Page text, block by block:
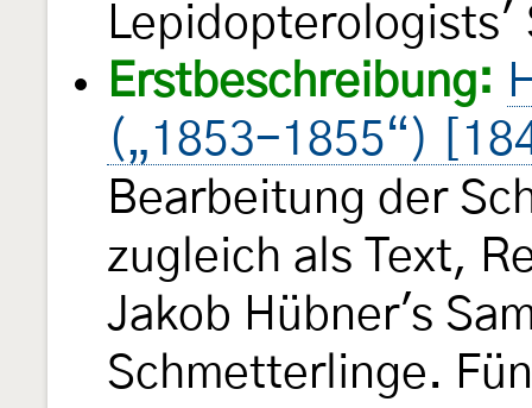
Erstbeschreibung:
(„1853-1855“)
Bearbeitung der
zugleich als Text,
Jakob Hübner's
Schmetterlinge.